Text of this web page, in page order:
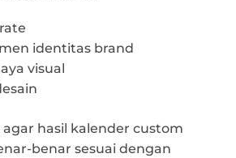
identitas brand
visual
hasil kalender custom
benar sesuai dengan